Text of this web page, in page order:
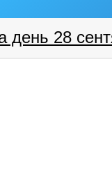
день 28